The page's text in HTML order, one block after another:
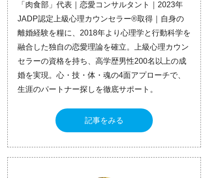
「肉食部」代表｜恋愛コンサルタント｜2023年
JADP認定上級心理カウンセラー®取得｜自身の
離婚経験を糧に、2018年より心理学と行動科学を
融合した独自の恋愛理論を確立。上級心理カウン
セラーの資格を持ち、高学歴男性200名以上の成
婚を実現。心・技・体・魂の4面アプローチで、
生涯のパートナー探しを徹底サポート。
記事をみる